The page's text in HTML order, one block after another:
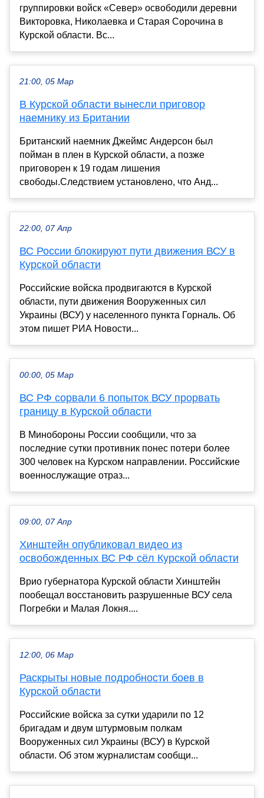
группировки войск «Север» освободили деревни
Викторовка, Николаевка и Старая Сорочина в
Курской области. Вс...
21:00, 05 Мар
В Курской области вынесли приговор
наемнику из Британии
Британский наемник Джеймс Андерсон был
пойман в плен в Курской области, а позже
приговорен к 19 годам лишения
свободы.Следствием установлено, что Анд...
22:00, 07 Апр
ВС России блокируют пути движения ВСУ в
Курской области
Российские войска продвигаются в Курской
области, пути движения Вооруженных сил
Украины (ВСУ) у населенного пункта Горналь. Об
этом пишет РИА Новости...
00:00, 05 Мар
ВС РФ сорвали 6 попыток ВСУ прорвать
границу в Курской области
В Минобороны России сообщили, что за
последние сутки противник понес потери более
300 человек на Курском направлении. Российские
военнослужащие отраз...
09:00, 07 Апр
Хинштейн опубликовал видео из
освобожденных ВС РФ сёл Курской области
Врио губернатора Курской области Хинштейн
пообещал восстановить разрушенные ВСУ села
Погребки и Малая Локня....
12:00, 06 Мар
Раскрыты новые подробности боев в
Курской области
Российские войска за сутки ударили по 12
бригадам и двум штурмовым полкам
Вооруженных сил Украины (ВСУ) в Курской
области. Об этом журналистам сообщи...